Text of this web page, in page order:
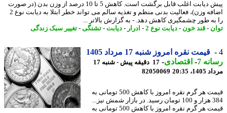
پیش دیابت اغلب قابل برگشت است. کاهش 5 تا 10 درصد از وزن بدن (در صورت
اضافه وزن)، فعالیت بدنی منظم و تغذیه سالم می تواند خطر ابتلا به دیابت نوع 2
طور چشمگیری کاهش دهد. - به گزارش بالاتر ...
- قند خون-دیابت نوع 2 -ادرار - دیابت-تشنگی-تغییر سبک زندگی
قیمت نقره امروز شنبه 17 مرداد 1405
7
-اقتصادی-
17 دقیقه پیش - شنبه 17
20:35
82050069
قیمت هر گرم نقره امروز با کاهش 500 تومانی به
384 هزار و 100 تومان رسید. در بازار شمش نیز...
قیمت هر گرم نقره امروز با کاهش 500 تومانی به